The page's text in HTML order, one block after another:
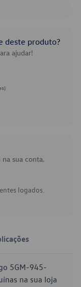
deste produto?
ajudar!
sua conta.
logados.
5GM-945-
na sua loja